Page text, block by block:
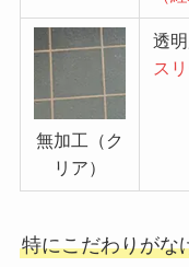
無加工（ク
リア）
透明
ス
特にこだわりがな